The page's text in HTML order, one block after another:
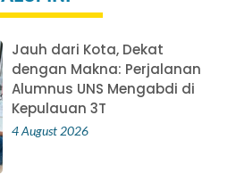
Jauh dari Kota, Dekat
dengan Makna: Perjalanan
Alumnus UNS Mengabdi di
Kepulauan 3T
4 August 2026